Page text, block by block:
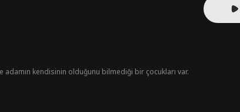
kendisinin olduğunu bilmediği bir çocukları var.